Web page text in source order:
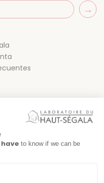
have to know if we can be